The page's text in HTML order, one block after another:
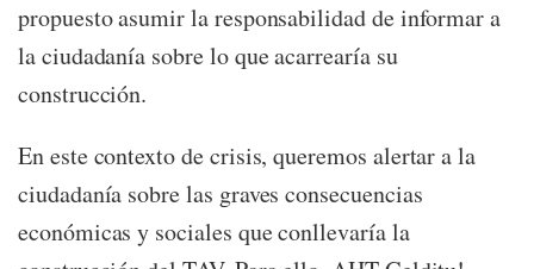
propuesto asumir la responsabilidad de informar a
la ciudadanía sobre lo que acarrearía su
construcción.
En este contexto de crisis, queremos alertar a la
ciudadanía sobre las graves consecuencias
económicas y sociales que conllevaría la